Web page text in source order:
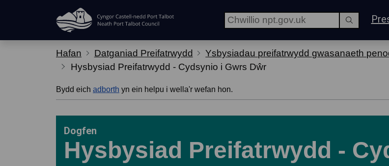
Hafan Datganiad Preifatrwydd
Ysbysiadau preifatrwydd gwasanaeth
Hysbysiad Preifatrwydd - Cydsynio i Gwrs Dŵr
Bydd eich adborth yn ein helpu i wella'r wefan hon.
Dogfen
Hysbysiad Preifatrwydd -